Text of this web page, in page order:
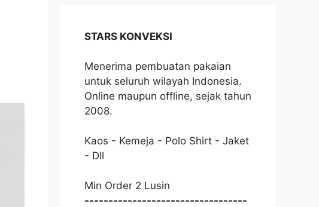
STARS KONVEKSI
Menerima pembuatan pakaian
untuk seluruh wilayah Indonesia.
Online maupun offline, sejak tahun
2008.
Kaos - Kemeja - Polo Shirt - Jaket
- Dll
Min Order 2 Lusin
----------------------------------